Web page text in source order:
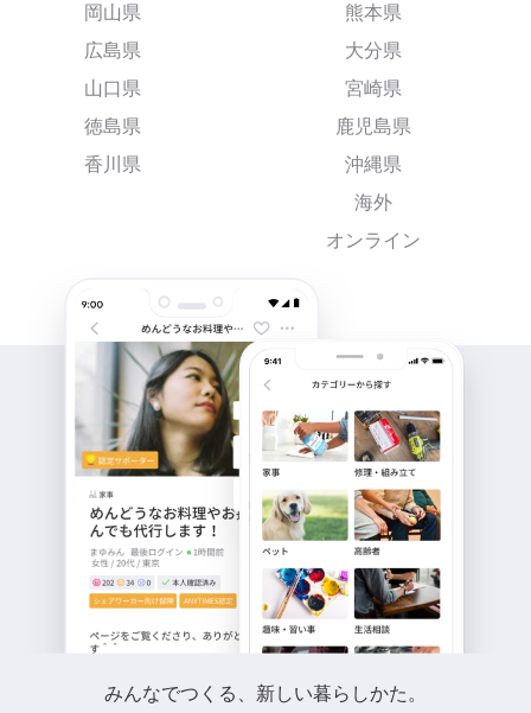
岡山県
広島県
山口県
徳島県
香川県
熊本県
大分県
宮崎県
鹿児島県
沖縄県
海外
オンライン
みんなでつくる、新しい暮らしかた。